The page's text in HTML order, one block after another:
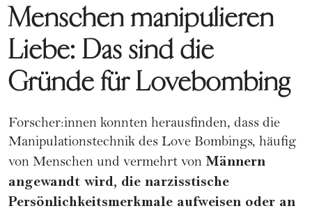
Menschen manipulieren
Liebe: Das sind die
Gründe für Lovebombing
Forscher:innen konnten herausfinden, dass die
Manipulationstechnik des Love Bombings, häufig
von Menschen und vermehrt von Männern
angewandt wird, die narzisstische
Persönlichkeitsmerkmale aufweisen oder an